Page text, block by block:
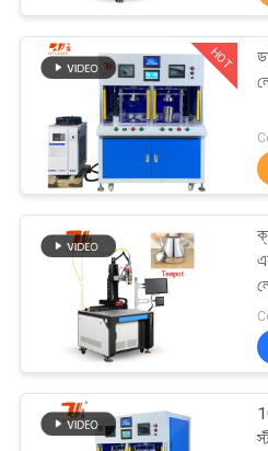
PRIVACY
POLICY
লেজার ক্ল্যাডিং
লেজারের
HOT